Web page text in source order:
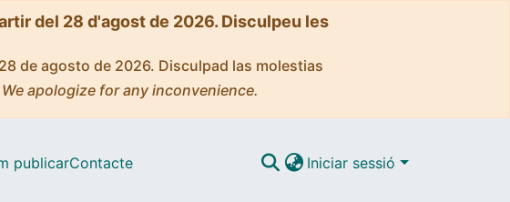
del 28 d'agost de 2026. Disculpeu les
de agosto de 2026. Disculpad las molestias
apologize for any inconvenience.
publicarContacte Iniciar sessió